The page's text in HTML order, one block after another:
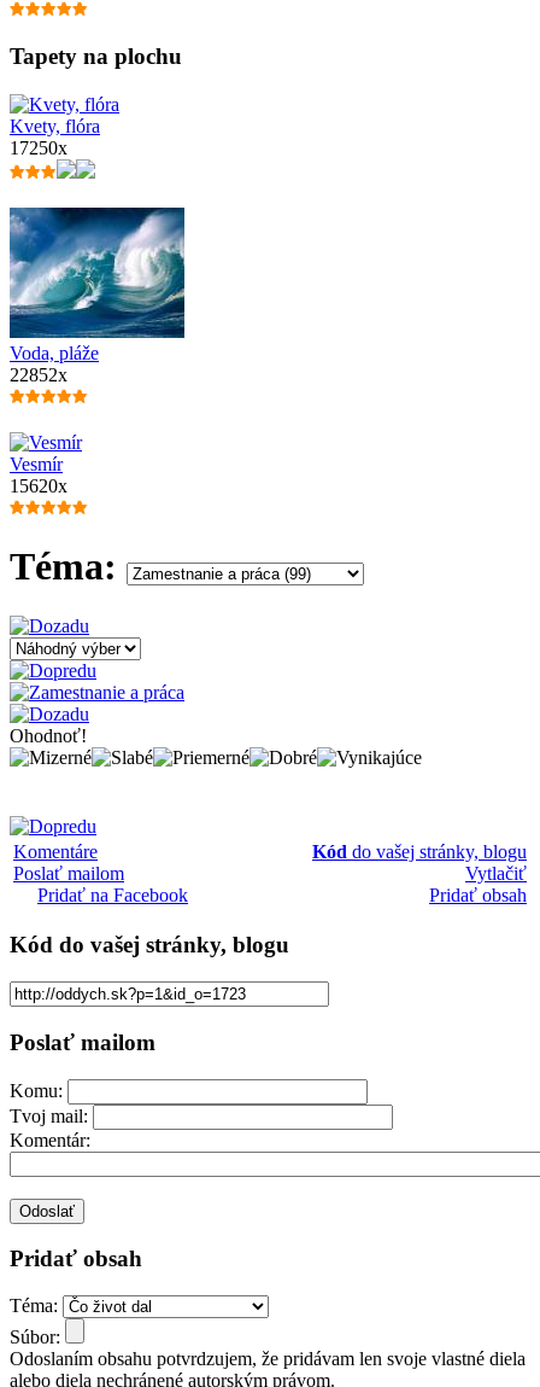
Tapety na plochu
Kvety, flóra
17250x
Voda, pláže
22852x
Vesmír
15620x
Téma:
Ohodnoť!
Komentáre
Poslať mailom
Pridať na Facebook
Kód do vašej stránky, blogu
Vytlačiť
Pridať obsah
Kód do vašej stránky, blogu
Poslať mailom
Komu:
Tvoj mail:
Komentár:
Pridať obsah
Téma:
Súbor:
Odoslaním obsahu potvrdzujem, že pridávam len svoje vlastné diela
alebo diela nechránené autorským právom.